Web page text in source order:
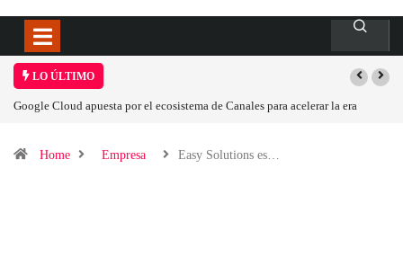
LO ÚLTIMO
Google Cloud apuesta por el ecosistema de Canales para acelerar la era
Home
Empresa Easy Solutions es…